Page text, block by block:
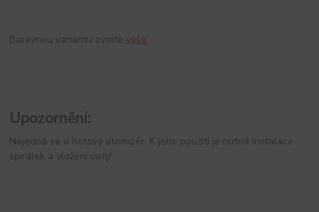
Barevnou variantu zvoltevýše
Upozornění:
Nejedná se o hotový atomizér. K jeho použití je nutná instalace
spirálek a vložení vaty!